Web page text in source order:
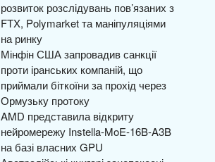
розвиток розслідувань пов’язаних з
FTX, Polymarket та маніпуляціями
на ринку
Мінфін США запровадив санкції
проти іранських компаній, що
приймали біткоїни за прохід через
Ормузьку протоку
AMD представила відкриту
нейромережу Instella-MoE-16B-A3B
на базі власних GPU